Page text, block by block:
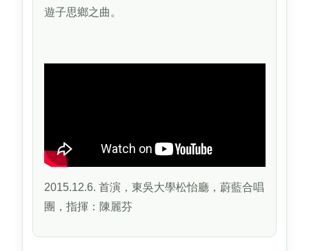
遊子思鄉之曲。
2015.12.6. 首演，東吳大學松怡廳，蔚藍合唱
團，指揮：陳麗芬